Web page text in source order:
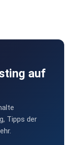
auf
Tipps der